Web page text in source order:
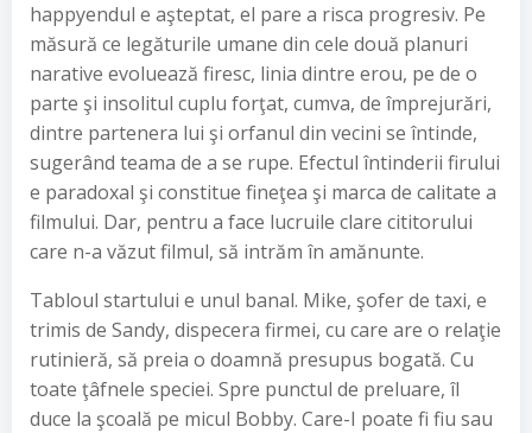
happyendul e aşteptat, el pare a risca progresiv. Pe
măsură ce legăturile umane din cele două planuri
narative evoluează firesc, linia dintre erou, pe de o
parte şi insolitul cuplu forţat, cumva, de împrejurări,
dintre partenera lui şi orfanul din vecini se întinde,
sugerând teama de a se rupe. Efectul întinderii firului
e paradoxal şi constitue fineţea şi marca de calitate a
filmului. Dar, pentru a face lucruile clare cititorului
care n-a văzut filmul, să intrăm în amănunte.
Tabloul startului e unul banal. Mike, şofer de taxi, e
trimis de Sandy, dispecera firmei, cu care are o relaţie
rutinieră, să preia o doamnă presupus bogată. Cu
toate ţâfnele speciei. Spre punctul de preluare, îl
duce la şcoală pe micul Bobby. Care-I poate fi fiu sau